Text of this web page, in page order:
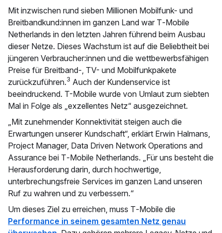
Mit inzwischen rund sieben Millionen Mobilfunk- und
Breitbandkund:innen im ganzen Land war T‑Mobile
Netherlands in den letzten Jahren führend beim Ausbau
dieser Netze. Dieses Wachstum ist auf die Beliebtheit bei
jüngeren Verbraucher:innen und die wettbewerbsfähigen
Preise für Breitband-, TV- und Mobilfunkpakete
zurückzuführen.3 Auch der Kundenservice ist
beeindruckend. T-Mobile wurde von Umlaut zum siebten
Mal in Folge als „exzellentes Netz“ ausgezeichnet.
„Mit zunehmender Konnektivität steigen auch die
Erwartungen unserer Kundschaft“, erklärt Erwin Halmans,
Project Manager, Data Driven Network Operations and
Assurance bei T‑Mobile Netherlands. „Für uns besteht die
Herausforderung darin, durch hochwertige,
unterbrechungsfreie Services im ganzen Land unseren
Ruf zu wahren und zu verbessern.“
Um dieses Ziel zu erreichen, muss T‑Mobile die
Performance in seinem gesamten Netz genau